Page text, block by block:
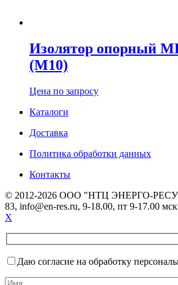
Изолятор опорный
(М10)
Цена по запросу
Каталоги
Доставка
Политика обработки данных
Контакты
© 2012-2026 ООО "НТЦ ЭНЕРГО-
83, info@en-res.ru, 9-18.00, пт 9-17.00 мск
X
Даю согласие на обработку